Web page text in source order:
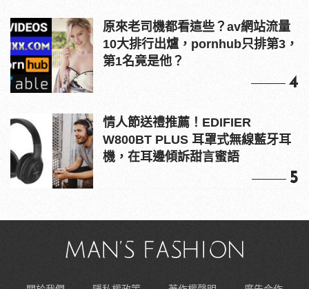
原來老司機都看這些？av網站流量
10大排行出爐，pornhub只排第3，
第1名竟是他？
4
情人節送禮推薦！EDIFIER
W800BT PLUS 耳罩式無線藍牙耳
機，在耳邊傾訴甜言蜜語
5